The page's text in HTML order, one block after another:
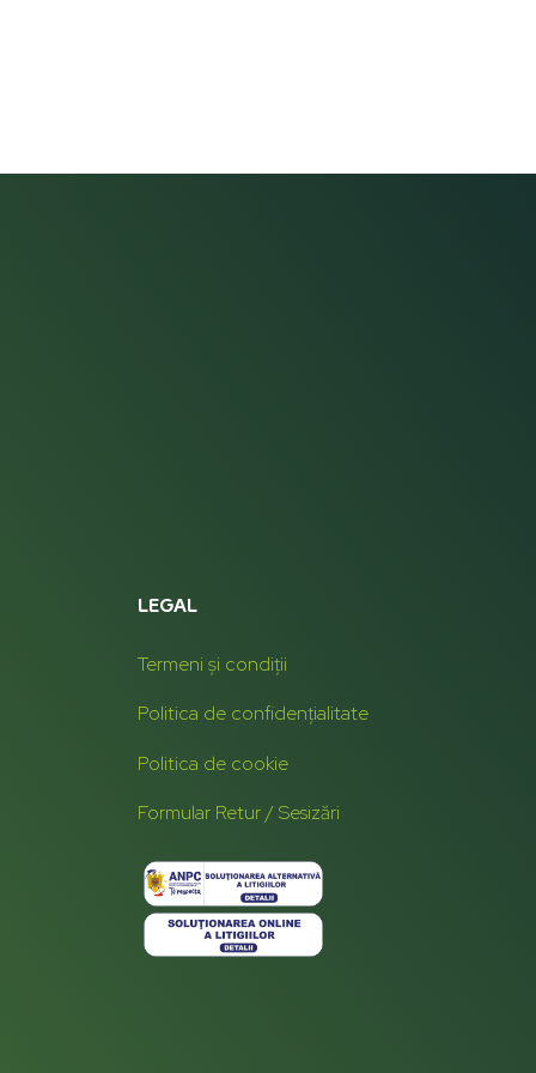
LEGAL
Termeni și condiții
Politica de confidențialitate
Politica de cookie
Formular Retur / Sesizări